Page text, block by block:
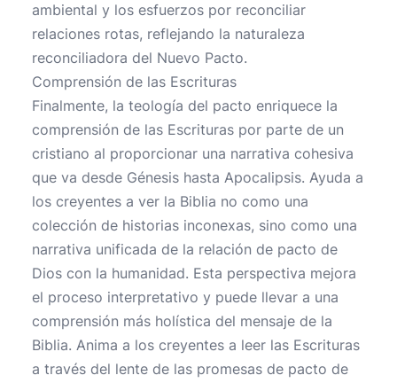
ambiental y los esfuerzos por reconciliar
relaciones rotas, reflejando la naturaleza
reconciliadora del Nuevo Pacto.
Comprensión de las Escrituras
Finalmente, la teología del pacto enriquece la
comprensión de las Escrituras por parte de un
cristiano al proporcionar una narrativa cohesiva
que va desde Génesis hasta Apocalipsis. Ayuda a
los creyentes a ver la Biblia no como una
colección de historias inconexas, sino como una
narrativa unificada de la relación de pacto de
Dios con la humanidad. Esta perspectiva mejora
el proceso interpretativo y puede llevar a una
comprensión más holística del mensaje de la
Biblia. Anima a los creyentes a leer las Escrituras
a través del lente de las promesas de pacto de